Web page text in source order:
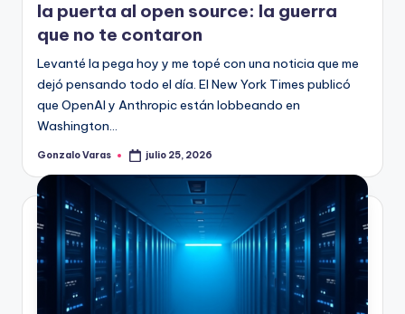
la puerta al open source: la guerra
que no te contaron
Levanté la pega hoy y me topé con una noticia que me
dejó pensando todo el día. El New York Times publicó
que OpenAI y Anthropic están lobbeando en
Washington…
Publicado
Gonzalo Varas julio 25, 2026